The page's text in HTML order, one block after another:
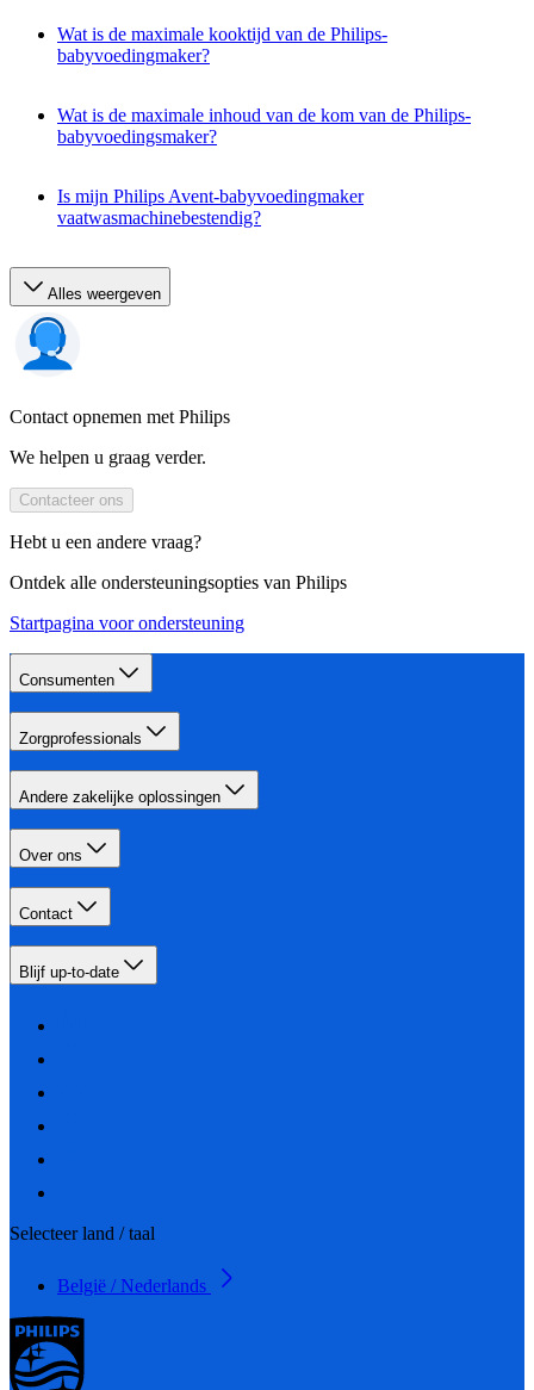
Wat is de maximale kooktijd van de Philips-
babyvoedingmaker?
Wat is de maximale inhoud van de kom van de Philips-
babyvoedingsmaker?
Is mijn Philips Avent-babyvoedingmaker
vaatwasmachinebestendig?
Alles weergeven
Contact opnemen met Philips
We helpen u graag verder.
Contacteer ons
Hebt u een andere vraag?
Ontdek alle ondersteuningsopties van Philips
Startpagina voor ondersteuning
Consumenten
Zorgprofessionals
Andere zakelijke oplossingen
Over ons
Contact
Blijf up-to-date
Selecteer land / taal
België / Nederlands